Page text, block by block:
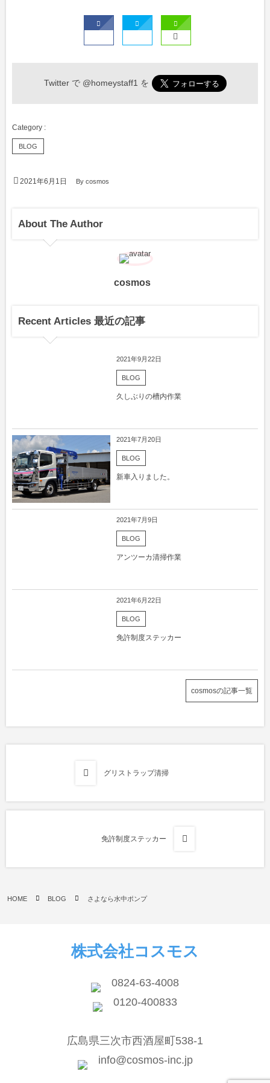
Twitter で @homeystaff1 を
BLOG
2021年6月1日 Bycosmos
About The Author
cosmos
Recent Articles 最近の記事
2021年9月22日
BLOG
久しぶりの槽内作業
2021年7月20日
BLOG
新車入りました。
2021年7月9日
BLOG
アンツーカ清掃作業
2021年6月22日
BLOG
免許制度ステッカー
cosmosの記事一覧
グリストラップ清掃
免許制度ステッカー
HOME BLOG さよなら水中ポンプ
株式会社コスモス
0824-63-4008
0120-400833
広島県三次市西酒屋町538-1
info@cosmos-inc.jp